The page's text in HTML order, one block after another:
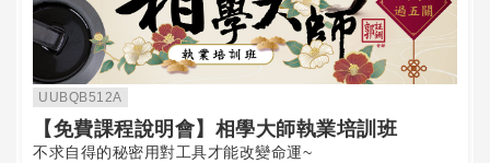
UUBQB512A
【免費課程說明會】相學大師執業培訓班
不求自得的秘密用對工具才能改變命運~